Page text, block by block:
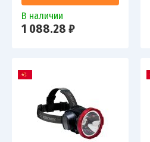
В наличии
1 088.28 ₽